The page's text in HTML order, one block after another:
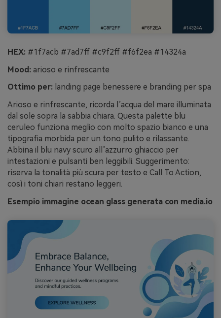
HEX: #1f7acb #7ad7ff #c9f2ff #f6f2ea #14324a
Mood: arioso e rinfrescante
Ottimo per: landing page benessere e branding per spa
Arioso e rinfrescante, ricorda l’acqua del mare illuminata
dal sole sopra la sabbia chiara. Questa palette blu
ceruleo funziona meglio con molto spazio bianco e una
tipografia morbida per un tono pulito e rilassante.
Abbina il blu navy scuro all’azzurro ghiaccio per
intestazioni e pulsanti ben leggibili. Suggerimento:
riserva la tonalità più scura per testo e Call To Action,
così i toni chiari restano leggeri.
Esempio immagine ocean glass generata con media.io